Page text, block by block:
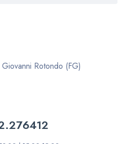
Rotondo (FG)